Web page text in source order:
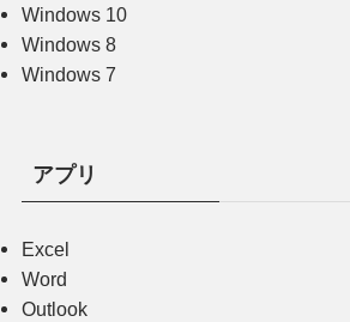
Windows 10
Windows 8
Windows 7
アプリ
Excel
Word
Outlook